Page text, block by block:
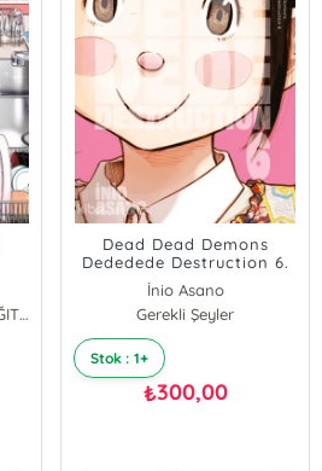
MARMARA ÇİZGİ YAYIN DAĞITIM
Dead Dead Demons
Dededede Destruction 6.
İnio Asano
Gerekli Şeyler
Stok : 1+
₺300,00